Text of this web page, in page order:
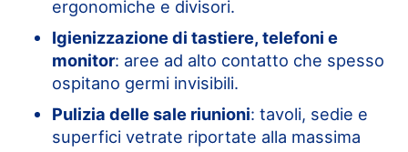
ergonomiche e divisori.
Igienizzazione di tastiere, telefoni e
monitor: aree ad alto contatto che spesso
ospitano germi invisibili.
Pulizia delle sale riunioni: tavoli, sedie e
superfici vetrate riportate alla massima